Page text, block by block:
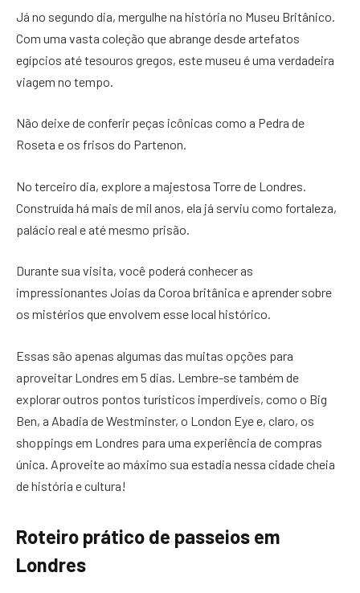
Já no segundo dia, mergulhe na história no Museu Britânico.
Com uma vasta coleção que abrange desde artefatos
egípcios até tesouros gregos, este museu é uma verdadeira
viagem no tempo.
Não deixe de conferir peças icônicas como a Pedra de
Roseta e os frisos do Partenon.
No terceiro dia, explore a majestosa Torre de Londres.
Construída há mais de mil anos, ela já serviu como fortaleza,
palácio real e até mesmo prisão.
Durante sua visita, você poderá conhecer as
impressionantes Joias da Coroa britânica e aprender sobre
os mistérios que envolvem esse local histórico.
Essas são apenas algumas das muitas opções para
aproveitar Londres em 5 dias. Lembre-se também de
explorar outros pontos turísticos imperdíveis, como o Big
Ben, a Abadia de Westminster, o London Eye e, claro, os
shoppings em Londres para uma experiência de compras
única. Aproveite ao máximo sua estadia nessa cidade cheia
de história e cultura!
Roteiro prático de passeios em
Londres